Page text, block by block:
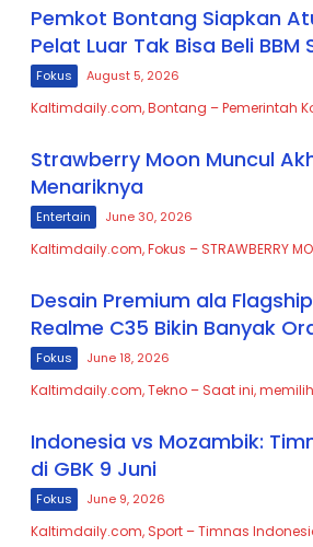
Pemkot Bontang Siapkan
Pelat Luar Tak Bisa Beli BBM
Fokus August 5, 2026
Kaltimdaily.com, Bontang – Pemerintah
Strawberry Moon Muncul
Menariknya
Entertain June 30, 2026
Kaltimdaily.com, Fokus – STRAWBERRY
Desain Premium ala
Realme C35 Bikin Banyak
Fokus June 18, 2026
Kaltimdaily.com, Tekno – Saat ini,
Indonesia vs Mozambik:
di GBK 9 Juni
Fokus June 9, 2026
Kaltimdaily.com, Sport – Timnas